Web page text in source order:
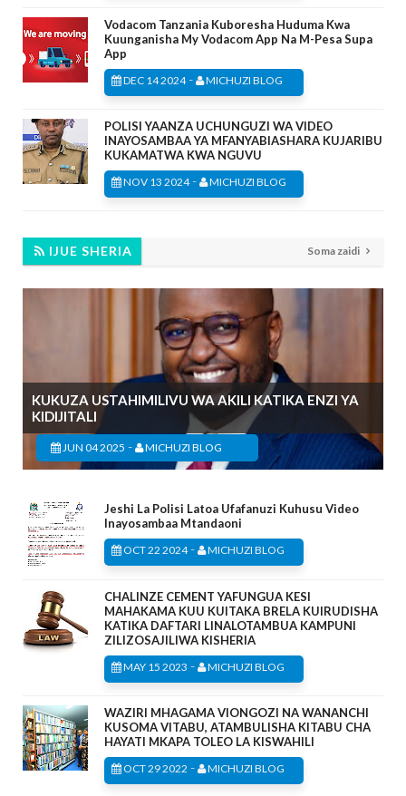
Vodacom Tanzania Kuboresha Huduma Kwa
Kuunganisha My Vodacom App Na M-Pesa Supa
App
DEC 14 2024- MICHUZI BLOG
POLISI YAANZA UCHUNGUZI WA VIDEO
INAYOSAMBAA YA MFANYABIASHARA KUJARIBU
KUKAMATWA KWA NGUVU
NOV 13 2024- MICHUZI BLOG
IJUE SHERIA Soma zaidi
KUKUZA USTAHIMILIVU WA AKILI KATIKA ENZI YA
KIDIJITALI
JUN 04 2025 - MICHUZI BLOG
Jeshi La Polisi Latoa Ufafanuzi Kuhusu Video
Inayosambaa Mtandaoni
OCT 22 2024- MICHUZI BLOG
CHALINZE CEMENT YAFUNGUA KESI
MAHAKAMA KUU KUITAKA BRELA KUIRUDISHA
KATIKA DAFTARI LINALOTAMBUA KAMPUNI
ZILIZOSAJILIWA KISHERIA
MAY 15 2023 - MICHUZI BLOG
WAZIRI MHAGAMA VIONGOZI NA WANANCHI
KUSOMA VITABU, ATAMBULISHA KITABU CHA
HAYATI MKAPA TOLEO LA KISWAHILI
OCT 29 2022 - MICHUZI BLOG